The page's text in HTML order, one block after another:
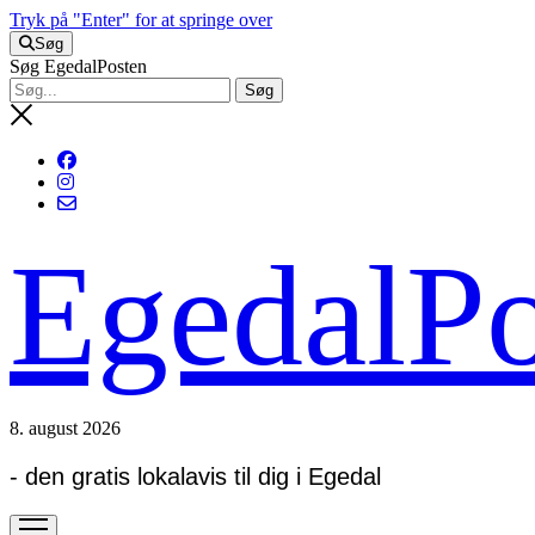
Tryk på "Enter" for at springe over
Søg
Søg EgedalPosten
8. august 2026
- den gratis lokalavis til dig i Egedal
open